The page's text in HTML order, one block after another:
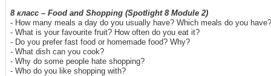
8 класс– Food and Shopping (Spotlight 8 Module 2)
- How many meals a day do you usually have? Which meals do you have?
- What is your favourite fruit? How often do you eat it?
- Do you prefer fast food or homemade food? Why?
- What dish can you cook?
- Why do some people hate shopping?
- Who do you like shopping with?